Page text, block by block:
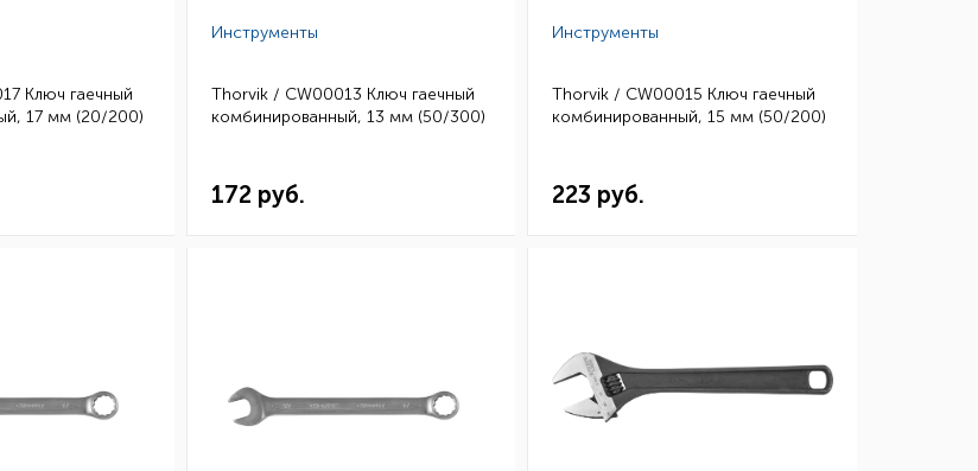
Ключ гаечный
17 мм (20/200)
Инструменты
Thorvik / CW00013 Ключ гаечный
комбинированный, 13 мм (50/300)
172 руб.
Инструменты
Thorvik / CW00015 Ключ гаечный
комбинированный, 15 мм (50/200)
223 руб.